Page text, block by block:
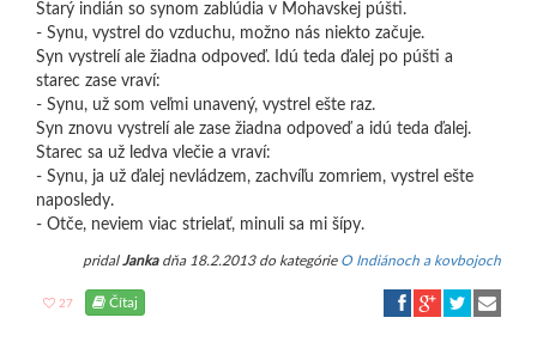
Starý indián so synom zablúdia v Mohavskej púšti.
- Synu, vystrel do vzduchu, možno nás niekto začuje.
Syn vystrelí ale žiadna odpoveď. Idú teda ďalej po púšti a
starec zase vraví:
- Synu, už som veľmi unavený, vystrel ešte raz.
Syn znovu vystrelí ale zase žiadna odpoveď a idú teda ďalej.
Starec sa už ledva vlečie a vraví:
- Synu, ja už ďalej nevládzem, zachvíľu zomriem, vystrel ešte
naposledy.
- Otče, neviem viac strielať, minuli sa mi šípy.
pridalJankadňa 18.2.2013 do kategórie O Indiánoch a kovbojoch
27 Čítaj